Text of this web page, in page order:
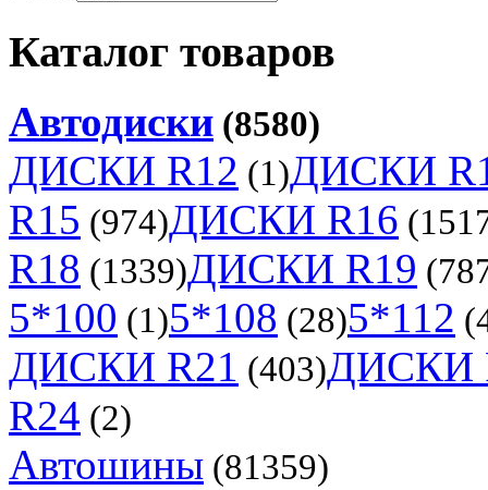
Каталог товаров
Автодиски (8580)
ДИСКИ R12 (1)ДИСКИ
R15 (974)ДИСКИ R16
R18 (1339)ДИСКИ R19
5*100 (1)5*108 (28)5*112
ДИСКИ R21 (403)ДИСКИ
R24 (2)
Автошины (81359)